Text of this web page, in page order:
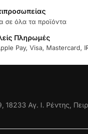
σε όλα τα προϊόντα
Πληρωμές
Pay, Visa, Mastercard,
18233 Αγ. Ι. Ρέντης,